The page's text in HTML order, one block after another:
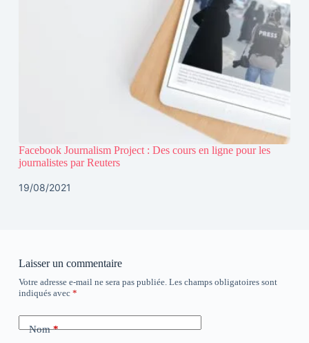
Facebook Journalism Project : Des cours en ligne pour les
journalistes par Reuters
19/08/2021
Laisser un commentaire
Votre adresse e-mail ne sera pas publiée. Les champs obligatoires sont
indiqués avec *
Nom*